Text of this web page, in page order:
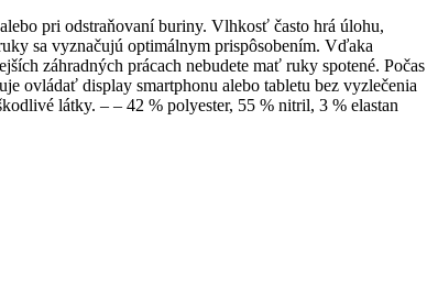
pri odstraňovaní buriny. Vlhkosť často hrá úlohu,
sa vyznačujú optimálnym prispôsobením. Vďaka
záhradných prácach nebudete mať ruky spotené. Počas
ovládať display smartphonu alebo tabletu bez vyzlečenia
látky. – – 42 % polyester, 55 % nitril, 3 % elastan